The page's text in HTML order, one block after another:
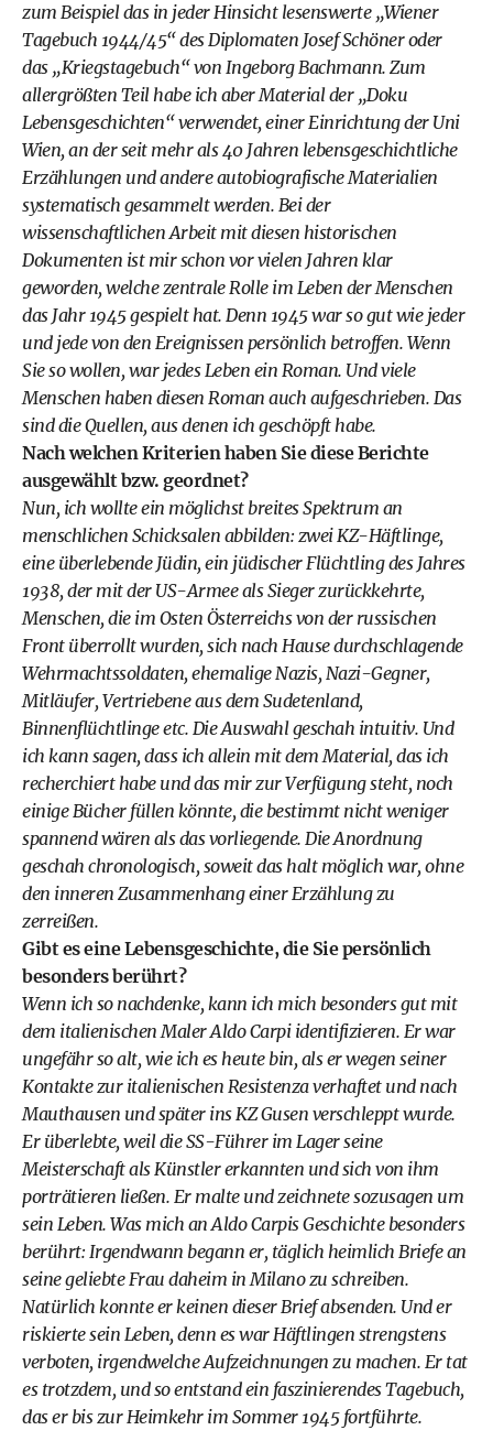
zum Beispiel das in jeder Hinsicht lesenswerte „Wiener
Tagebuch 1944/45“ des Diplomaten Josef Schöner oder
das „Kriegstagebuch“ von Ingeborg Bachmann. Zum
allergrößten Teil habe ich aber Material der „Doku
Lebensgeschichten“ verwendet, einer Einrichtung der Uni
Wien, an der seit mehr als 40 Jahren lebensgeschichtliche
Erzählungen und andere autobiografische Materialien
systematisch gesammelt werden. Bei der
wissenschaftlichen Arbeit mit diesen historischen
Dokumenten ist mir schon vor vielen Jahren klar
geworden, welche zentrale Rolle im Leben der Menschen
das Jahr 1945 gespielt hat. Denn 1945 war so gut wie jeder
und jede von den Ereignissen persönlich betroffen. Wenn
Sie so wollen, war jedes Leben ein Roman. Und viele
Menschen haben diesen Roman auch aufgeschrieben. Das
sind die Quellen, aus denen ich geschöpft habe.
Nach welchen Kriterien haben Sie diese Berichte
ausgewählt bzw. geordnet?
Nun, ich wollte ein möglichst breites Spektrum an
menschlichen Schicksalen abbilden: zwei KZ-Häftlinge,
eine überlebende Jüdin, ein jüdischer Flüchtling des Jahres
1938, der mit der US-Armee als Sieger zurückkehrte,
Menschen, die im Osten Österreichs von der russischen
Front überrollt wurden, sich nach Hause durchschlagende
Wehrmachtssoldaten, ehemalige Nazis, Nazi-Gegner,
Mitläufer, Vertriebene aus dem Sudetenland,
Binnenflüchtlinge etc. Die Auswahl geschah intuitiv. Und
ich kann sagen, dass ich allein mit dem Material, das ich
recherchiert habe und das mir zur Verfügung steht, noch
einige Bücher füllen könnte, die bestimmt nicht weniger
spannend wären als das vorliegende. Die Anordnung
geschah chronologisch, soweit das halt möglich war, ohne
den inneren Zusammenhang einer Erzählung zu
zerreißen.
Gibt es eine Lebensgeschichte, die Sie persönlich
besonders berührt?
Wenn ich so nachdenke, kann ich mich besonders gut mit
dem italienischen Maler Aldo Carpi identifizieren. Er war
ungefähr so alt, wie ich es heute bin, als er wegen seiner
Kontakte zur italienischen Resistenza verhaftet und nach
Mauthausen und später ins KZ Gusen verschleppt wurde.
Er überlebte, weil die SS-Führer im Lager seine
Meisterschaft als Künstler erkannten und sich von ihm
porträtieren ließen. Er malte und zeichnete sozusagen um
sein Leben. Was mich an Aldo Carpis Geschichte besonders
berührt: Irgendwann begann er, täglich heimlich Briefe an
seine geliebte Frau daheim in Milano zu schreiben.
Natürlich konnte er keinen dieser Brief absenden. Und er
riskierte sein Leben, denn es war Häftlingen strengstens
verboten, irgendwelche Aufzeichnungen zu machen. Er tat
es trotzdem, und so entstand ein faszinierendes Tagebuch,
das er bis zur Heimkehr im Sommer 1945 fortführte.